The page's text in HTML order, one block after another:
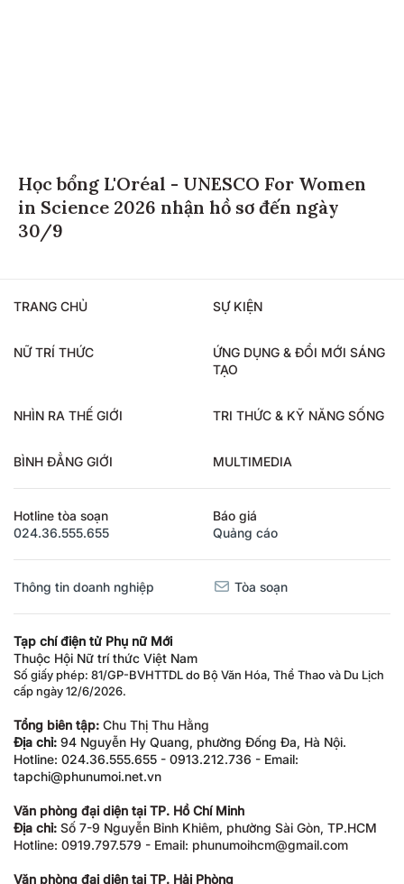
Học bổng L'Oréal - UNESCO For Women
in Science 2026 nhận hồ sơ đến ngày
30/9
TRANG CHỦ SỰ KIỆN
NỮ TRÍ THỨC
ỨNG DỤNG & ĐỔI MỚI SÁNG
TẠO
NHÌN RA THẾ GIỚI TRI THỨC & KỸ NĂNG SỐNG
BÌNH ĐẲNG GIỚI MULTIMEDIA
Hotline tòa soạn
024.36.555.655
Báo giá
Quảng cáo
Thông tin doanh nghiệp Tòa soạn
Tạp chí điện tử Phụ nữ Mới
Thuộc Hội Nữ trí thức Việt Nam
Số giấy phép: 81/GP-BVHTTDL do Bộ Văn Hóa, Thể Thao và Du Lịch
cấp ngày 12/6/2026.
Tổng biên tập: Chu Thị Thu Hằng
Địa chỉ: 94 Nguyễn Hy Quang, phường Đống Đa, Hà Nội.
Hotline: 024.36.555.655 - 0913.212.736 - Email:
tapchi@phunumoi.net.vn
Văn phòng đại diện tại TP. Hồ Chí Minh
Địa chỉ: Số 7-9 Nguyễn Bỉnh Khiêm, phường Sài Gòn, TP.HCM
Hotline: 0919.797.579 - Email: phunumoihcm@gmail.com
Văn phòng đại diện tại TP. Hải Phòng